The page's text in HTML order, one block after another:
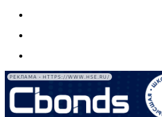
РЕКЛАМА • HTTPS://WWW.HSE.RU/